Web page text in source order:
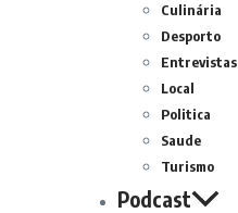
Culinária
Desporto
Entrevistas
Local
Politica
Saude
Turismo
Podcast